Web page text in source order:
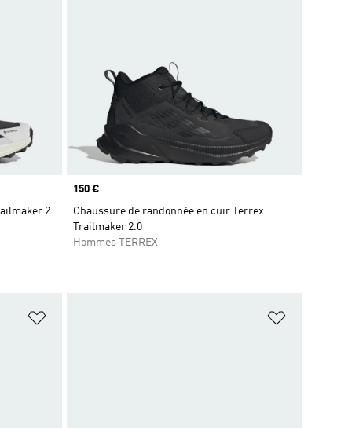
2
Prix
150 €
Chaussure de randonnée en cuir Terrex
Trailmaker 2.0
Hommes TERREX